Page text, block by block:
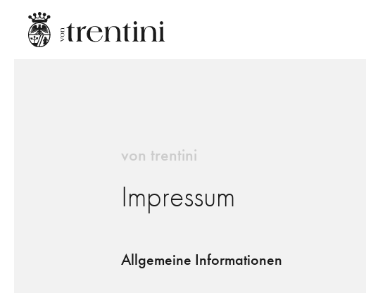
von trentini
Impressum
Allgemeine Informationen